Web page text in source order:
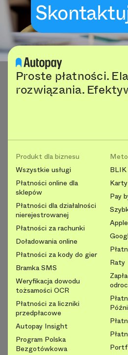
Proste płatności.
rozwiązania.
Produkt dla biznesu
Wszystkie usługi
Płatności online dla
sklepów
Płatności dla działalności
nierejestrowanej
Płatności za rachunki
Doładowania online
Płatności za kody do gier
Bramka SMS
Weryfikacja dowodu
tożsamości OCR
Płatności za liczniki
przedpłacowe
Autopay Insight
Program Polska
Bezgotówkowa
BLIK
Karty
Pay
Raty